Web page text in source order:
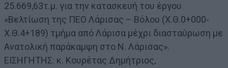
25.669,63τ.μ. για την κατασκευή του έργου
«Βελτίωση της ΠΕΟ Λάρισας – Βόλου (Χ.Θ.0+000-
Χ.Θ.4+189) τμήμα από Λάρισα μέχρι διασταύρωση με
Ανατολική παράκαμψη στο Ν. Λάρισας».
ΕΙΣΗΓΗΤΗΣ: κ. Κουρέτας Δημήτριος,